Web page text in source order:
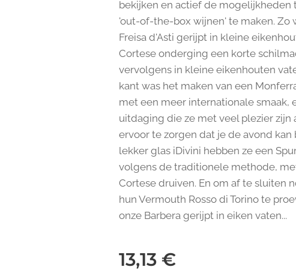
bekijken en actief de mogelijkheden
'out-of-the-box wijnen' te maken. Zo
Freisa d'Asti gerijpt in kleine
Cortese onderging een korte
vervolgens in kleine eikenhouten
kant was het maken van een
met een meer internationale smaak,
uitdaging die ze met veel plezier zijn
ervoor te zorgen dat je de avond
lekker glas iDivini hebben ze een
volgens de traditionele methode,
Cortese druiven. En om af te sluiten
hun Vermouth Rosso di Torino te
onze Barbera gerijpt in eiken vaten...
13,13 €